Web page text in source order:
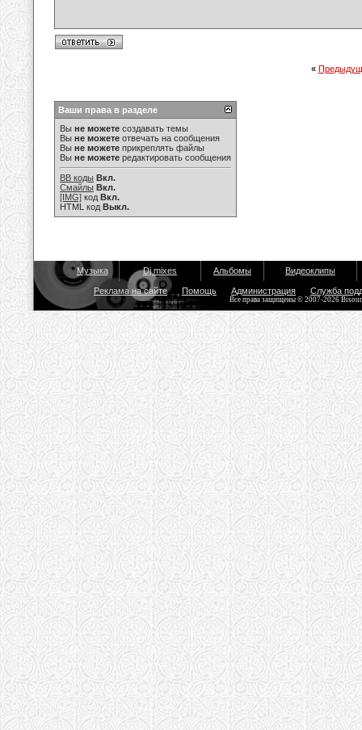
«
Ваши права в разделе
Вы не можете создавать темы
Вы не можете отвечать на сообщения
Вы не можете прикреплять файлы
Вы не можете редактировать сообщения
BB коды Вкл.
Смайлы Вкл.
[IMG] код Вкл.
HTML код Выкл.
Музыка Dj mixes Альбомы Видеоклипы
Реклама на сайте Помощь Администрация Служба
Все права защищены © 2007-2026